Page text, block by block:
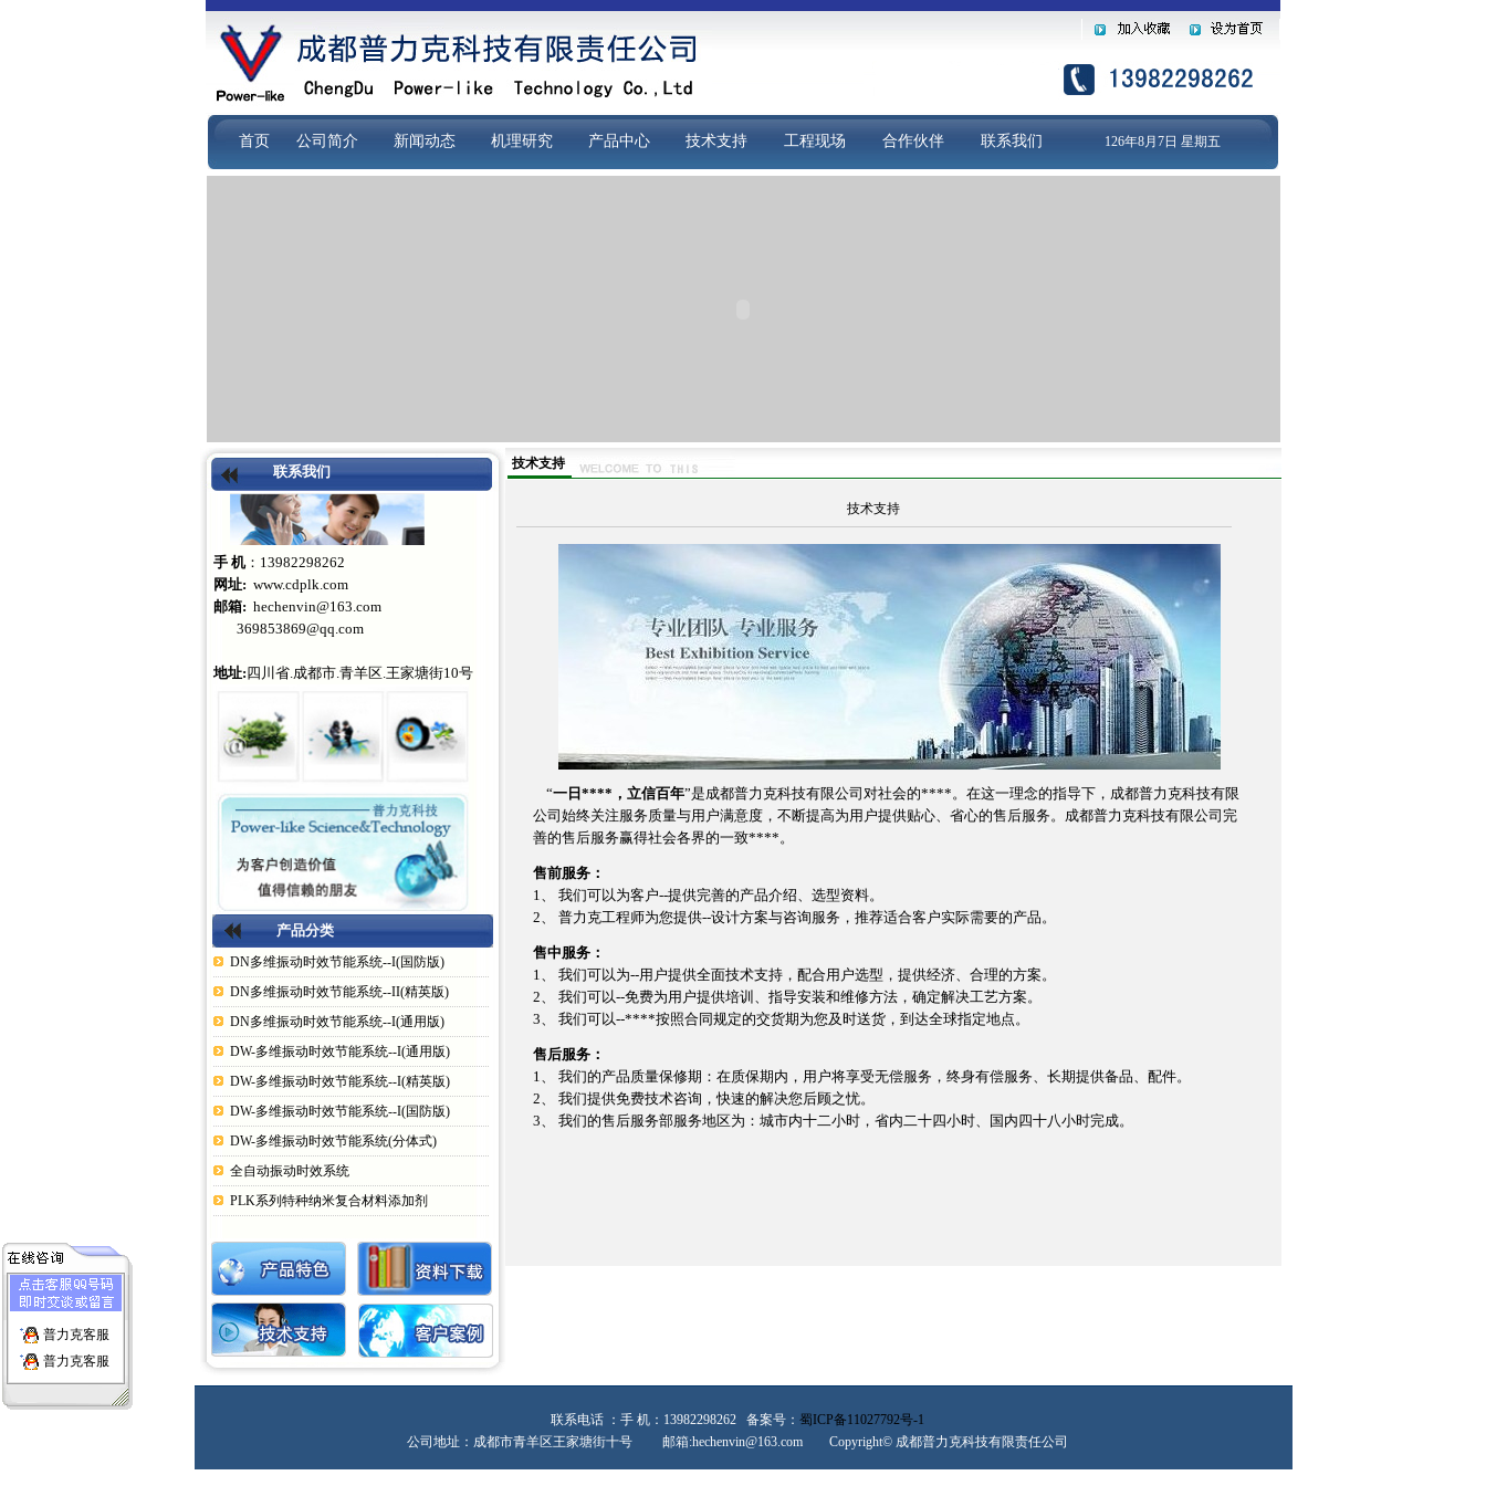
首页 公司简介 新闻动态 机理研究 产品中心 技术支持 工程现场 合作伙伴 联系我们 126年8月7日 星期五
联系我们
手 机：13982298262
网址: www.cdplk.com
邮箱: hechenvin@163.com
369853869@qq.com
地址:四川省.成都市.青羊区.王家塘街10号
产品分类
DN多维振动时效节能系统--I(国防版)
DN多维振动时效节能系统--II(精英版)
DN多维振动时效节能系统--I(通用版)
DW-多维振动时效节能系统--I(通用版)
DW-多维振动时效节能系统--I(精英版)
DW-多维振动时效节能系统--I(国防版)
DW-多维振动时效节能系统(分体式)
全自动振动时效系统
PLK系列特种纳米复合材料添加剂
技术支持
技术支持
“一日****，立信百年”是成都普力克科技有限公司对社会的****。在这一理念的指导下，成都普力克科技有限
公司始终关注服务质量与用户满意度，不断提高为用户提供贴心、省心的售后服务。成都普力克科技有限公司完
善的售后服务赢得社会各界的一致****。
售前服务：
1、 我们可以为客户--提供完善的产品介绍、选型资料。
2、 普力克工程师为您提供--设计方案与咨询服务，推荐适合客户实际需要的产品。
售中服务：
1、 我们可以为--用户提供全面技术支持，配合用户选型，提供经济、合理的方案。
2、 我们可以--免费为用户提供培训、指导安装和维修方法，确定解决工艺方案。
3、 我们可以--****按照合同规定的交货期为您及时送货，到达全球指定地点。
售后服务：
1、 我们的产品质量保修期：在质保期内，用户将享受无偿服务，终身有偿服务、长期提供备品、配件。
2、 我们提供免费技术咨询，快速的解决您后顾之忧。
3、 我们的售后服务部服务地区为：城市内十二小时，省内二十四小时、国内四十八小时完成。
联系电话 ：手 机：13982298262 备案号： 蜀ICP备11027792号-1
公司地址：成都市青羊区王家塘街十号 邮箱:hechenvin@163.com Copyright© 成都普力克科技有限责任公司
普力克客服
普力克客服